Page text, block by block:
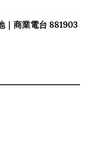
｜商業電台 881903